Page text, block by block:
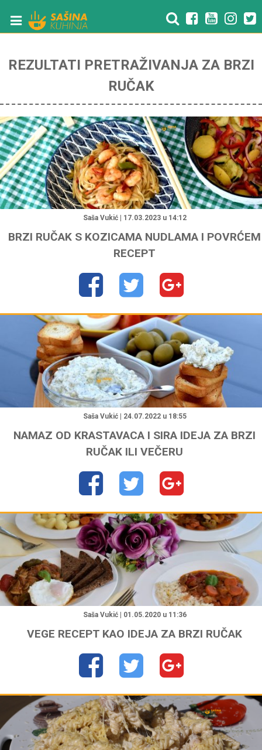
REZULTATI PRETRAŽIVANJA ZA BRZI
RUČAK
"
Saša Vukić | 17.03.2023 u 14:12
BRZI RUČAK S KOZICAMA NUDLAMA I POVRĆEM
RECEPT
"
Saša Vukić | 24.07.2022 u 18:55
NAMAZ OD KRASTAVACA I SIRA IDEJA ZA BRZI
RUČAK ILI VEČERU
"
Saša Vukić | 01.05.2020 u 11:36
VEGE RECEPT KAO IDEJA ZA BRZI RUČAK